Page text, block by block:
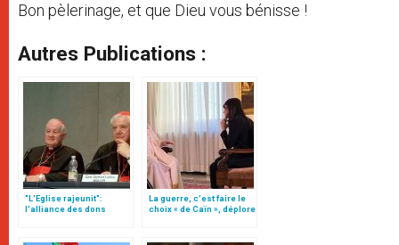
Bon pèlerinage, et que Dieu vous bénisse !
Autres Publications :
"L'Eglise rajeunit":
l'alliance des dons
La guerre, c’est faire le
choix « de Caïn », déplore